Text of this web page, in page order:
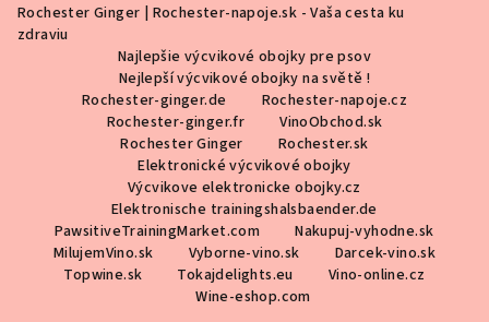
Rochester Ginger | Rochester-napoje.sk - Vaša cesta ku
zdraviu
Najlepšie výcvikové obojky pre psov
Nejlepší výcvikové obojky na světě !
Rochester-ginger.de
Rochester-napoje.cz
Rochester-ginger.fr
VinoObchod.sk
Rochester Ginger
Rochester.sk
Elektronické výcvikové obojky
Výcvikove elektronicke obojky.cz
Elektronische trainingshalsbaender.de
PawsitiveTrainingMarket.com
Nakupuj-vyhodne.sk
MilujemVino.sk
Vyborne-vino.sk
Darcek-vino.sk
Topwine.sk
Tokajdelights.eu
Vino-online.cz
Wine-eshop.com